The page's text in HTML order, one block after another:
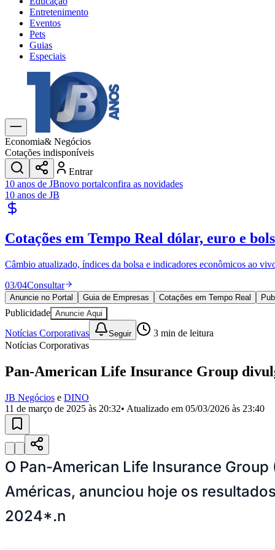
Entretenimento
Eventos
Pets
Guias
Especiais
Explore Tudo
Últimas Notícias
Previsão do Tempo
Trânsito e Rotas
Dia a Dia & Lazer
Transportes
Gastronomia
Cinema & Shows
JogosNovo
Para Sua Empresa
Cadastrar Empresa
Divulgar VagasNovo
Publicidade Legal
Política
Eleições
Esportes
Saúde
Cultura
Meio Ambiente
Educação
Selecione sua região
Aldeia Aldeia da Serra
MilitarItapeviJandira Jardim Audir Jardim Belval Jardim Califórnia
CristinaJardim Maria HelenaJardim MutingaJardim ParaísoJardim
CondeVila Engenho NovoVila MárciaVila Nossa Sra. da EscadaVila
Para Sua Empresa
Anuncie no Portal
Divulgar VagasNovo
Economia& Negócios
Cotações indisponíveis
Entrar
10 anos de JBnovo portalconfira as novidades
10 anos de JB
Cotações em Tempo Real dólar, euro e
Câmbio atualizado, índices da bolsa e indicadores econômicos ao
03/04Consultar
Anuncie no Portal Guia de Empresas Cotações em Tempo Real
Publicidade Anuncie Aqui
Notícias Corporativas Seguir 3 min de leitura
Notícias Corporativas
Pan-American Life Insurance Group
JB Negócios e DINO
11 de março de 2025 às 20:32• Atualizado em 05/03/2026 às 23:40
O Pan-American Life Insurance
Américas, anunciou hoje os
2024*.n